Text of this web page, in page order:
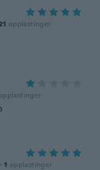
opplastinger
opplastinger
· 1 opplastinger